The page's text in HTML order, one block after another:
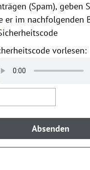
(Spam), geben
er im nachfolgenden
vorlesen: